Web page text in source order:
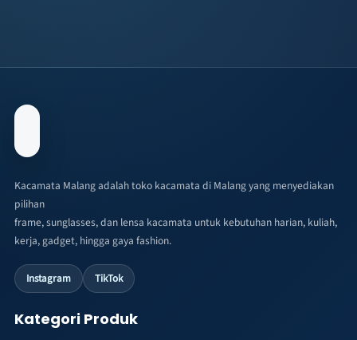
Kacamata Malang adalah toko kacamata di Malang yang menyediakan
pilihan
frame, sunglasses, dan lensa kacamata untuk kebutuhan harian, kuliah,
kerja, gadget, hingga gaya fashion.
Instagram TikTok
Kategori Produk